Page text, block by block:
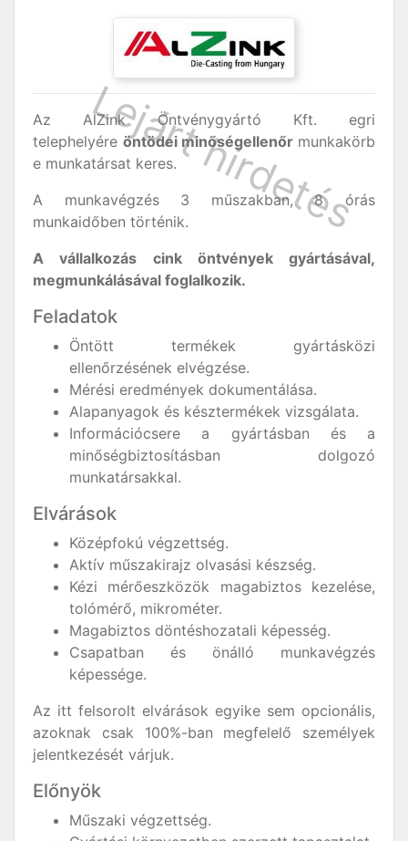
Az AlZink Öntvénygyártó Kft. egri
telephelyére öntödei minőségellenőr munkakörb
e munkatársat keres.
A munkavégzés 3 műszakban, 8 órás
munkaidőben történik.
A vállalkozás cink öntvények gyártásával,
megmunkálásával foglalkozik.
Feladatok
Öntött termékek gyártásközi
ellenőrzésének elvégzése.
Mérési eredmények dokumentálása.
Alapanyagok és késztermékek vizsgálata.
Információcsere a gyártásban és a
minőségbiztosításban dolgozó
munkatársakkal.
Elvárások
Középfokú végzettség.
Aktív műszakirajz olvasási készség.
Kézi mérőeszközök magabiztos kezelése,
tolómérő, mikrométer.
Magabiztos döntéshozatali képesség.
Csapatban és önálló munkavégzés
képessége.
Az itt felsorolt elvárások egyike sem opcionális,
azoknak csak 100%-ban megfelelő személyek
jelentkezését várjuk.
Előnyök
Műszaki végzettség.